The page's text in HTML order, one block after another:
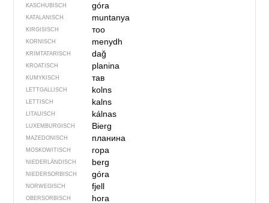
KASCHUBISCH góra
KATALANISCH muntanya
KIRGISISCH тоо
KORNISCH menydh
KRIMTATARISCH dağ
KROATISCH planina
KUMYKISCH тав
LETTGALLISCH kolns
LETTISCH kalns
LITAUISCH kálnas
LUXEMBURGISCH Bierg
MAZEDONISCH планина
MOSKOWITISCH гора
NIEDERLÄNDISCH berg
NIEDERSORBISCH góra
NORWEGISCH fjell
OBERSORBISCH hora